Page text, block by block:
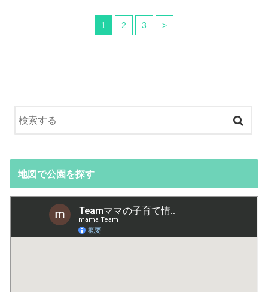
1 2 3 >
地図で公園を探す